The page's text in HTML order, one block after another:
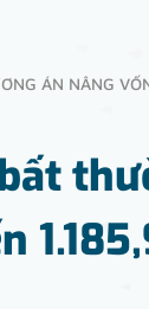
ÁN NÂNG